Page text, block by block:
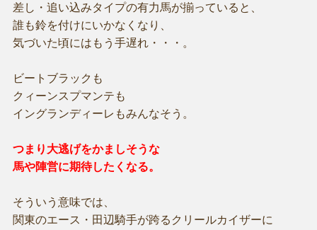
差し・追い込みタイプの有力馬が揃っていると、
誰も鈴を付けにいかなくなり、
気づいた頃にはもう手遅れ・・・。
ビートブラックも
クィーンスプマンテも
イングランディーレもみんなそう。
つまり大逃げをかましそうな
馬や陣営に期待したくなる。
そういう意味では、
関東のエース・田辺騎手が跨るクリールカイザーに